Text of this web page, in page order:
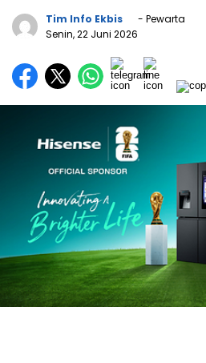
Tim Info Ekbis
- Pewarta
Senin, 22 Juni 2026